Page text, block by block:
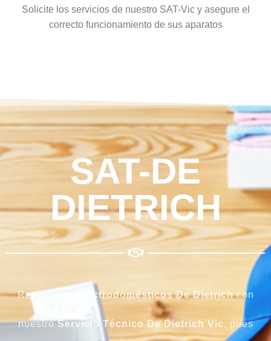
Solicite los servicios de nuestro SAT-Vic y asegure el
correcto funcionamiento de sus aparatos
SAT-DE
DIETRICH
Repare sus Electrodomésticos De Dietrichcon
nuestroServicio Técnico De Dietrich Vic, pues